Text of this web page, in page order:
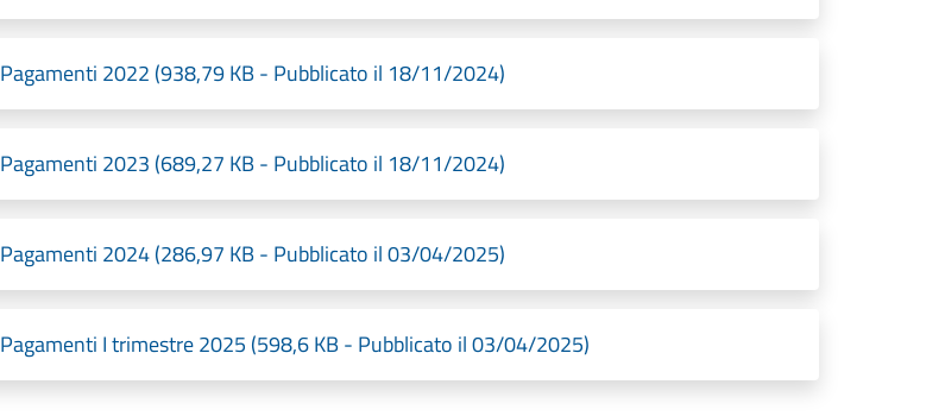
Pagamenti 2022 (938,79 KB - Pubblicato il 18/11/2024)
Pagamenti 2023 (689,27 KB - Pubblicato il 18/11/2024)
Pagamenti 2024 (286,97 KB - Pubblicato il 03/04/2025)
Pagamenti I trimestre 2025 (598,6 KB - Pubblicato il 03/04/2025)